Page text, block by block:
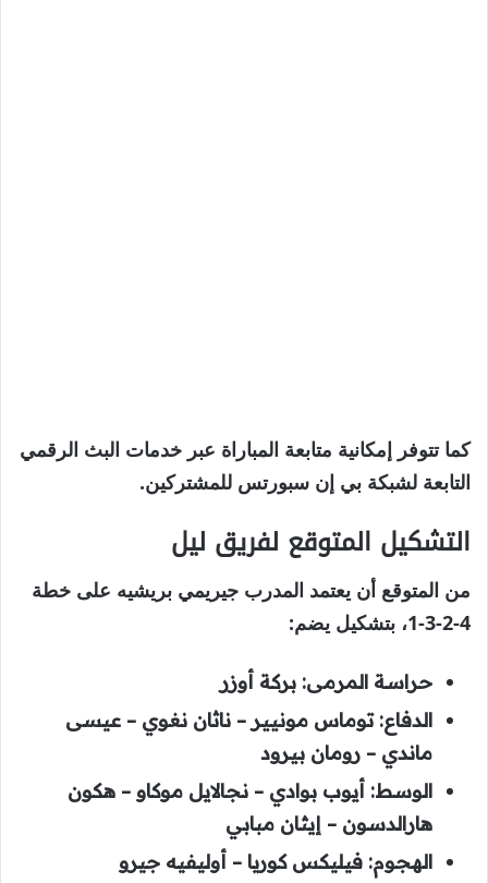
كما تتوفر إمكانية متابعة المباراة عبر خدمات البث الرقمي
التابعة لشبكة بي إن سبورتس للمشتركين.
التشكيل المتوقع لفريق ليل
من المتوقع أن يعتمد المدرب جيريمي بريشيه على خطة
4-2-3-1، بتشكيل يضم:
حراسة المرمى: بركة أوزر
الدفاع: توماس مونيير – ناثان نغوي – عيسى
ماندي – رومان بيرود
الوسط: أيوب بوادي – نجالايل موكاو – هكون
هارالدسون – إيثان مبابي
الهجوم: فيليكس كوريا – أوليفيه جيرو